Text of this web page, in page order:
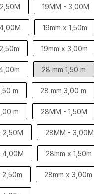
19MM - 3,00M
19mm x 1,50m
19mm x 3,00m
28 mm 1,50 m
m 28 mm 3,00 m
m 28MM - 1,50M
2,50M 28MM - 3,00M
4,00M 28mm x 1,50m
2,50m 28mm x 3,00m